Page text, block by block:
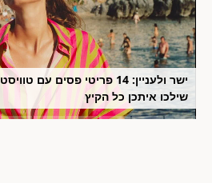
ישר ולעניין: 14 פריטי פסים עם טוויסט
שילכו איתכן כל הקיץ